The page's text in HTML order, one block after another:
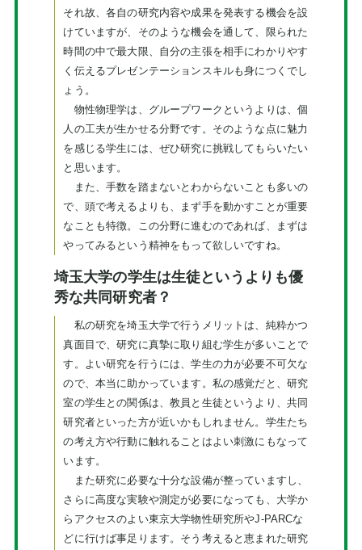
それ故、各自の研究内容や成果を発表する機会を設
けていますが、そのような機会を通して、限られた
時間の中で最大限、自分の主張を相手にわかりやす
く伝えるプレゼンテーションスキルも身につくでし
ょう。
物性物理学は、グループワークというよりは、個
人の工夫が生かせる分野です。そのような点に魅力
を感じる学生には、ぜひ研究に挑戦してもらいたい
と思います。
また、手数を踏まないとわからないことも多いの
で、頭で考えるよりも、まず手を動かすことが重要
なことも特徴。この分野に進むのであれば、まずは
やってみるという精神をもって欲しいですね。
埼玉大学の学生は生徒というよりも優
秀な共同研究者？
私の研究を埼玉大学で行うメリットは、純粋かつ
真面目で、研究に真摯に取り組む学生が多いことで
す。よい研究を行うには、学生の力が必要不可欠な
ので、本当に助かっています。私の感覚だと、研究
室の学生との関係は、教員と生徒というより、共同
研究者といった方が近いかもしれません。学生たち
の考え方や行動に触れることはよい刺激にもなって
います。
また研究に必要な十分な設備が整っていますし、
さらに高度な実験や測定が必要になっても、大学か
らアクセスのよい東京大学物性研究所やJ-PARCな
どに行けば事足ります。そう考えると恵まれた研究